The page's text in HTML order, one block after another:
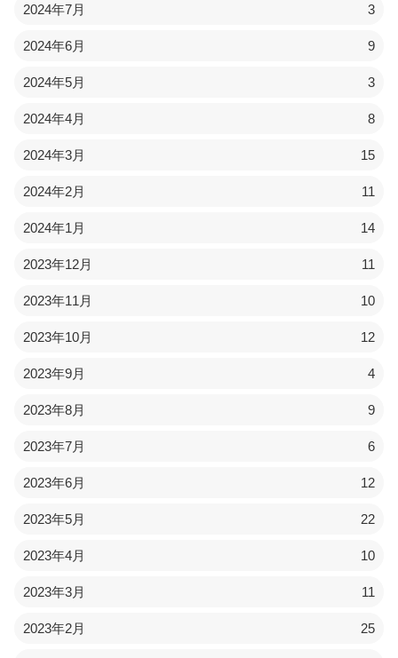
2024年7月 3
2024年6月 9
2024年5月 3
2024年4月 8
2024年3月 15
2024年2月 11
2024年1月 14
2023年12月 11
2023年11月 10
2023年10月 12
2023年9月 4
2023年8月 9
2023年7月 6
2023年6月 12
2023年5月 22
2023年4月 10
2023年3月 11
2023年2月 25